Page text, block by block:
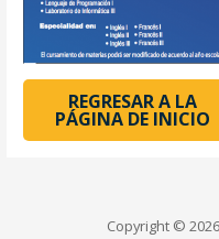
REGRESAR A LA
PÁGINA DE INICIO
Copyright ©